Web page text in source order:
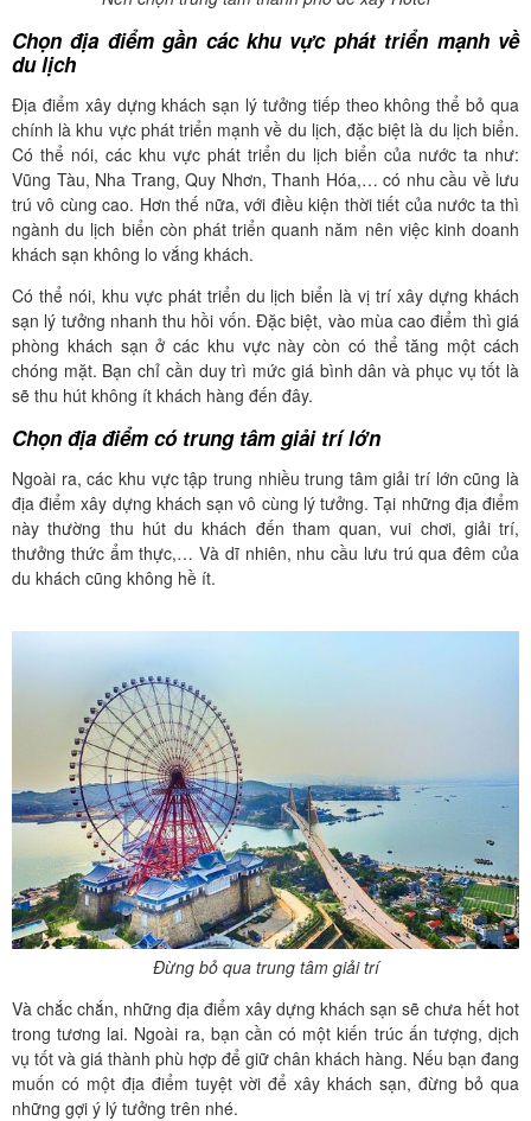
Chọn địa điểm gần các khu vực phát triển mạnh về
du lịch
Địa điểm xây dựng khách sạn lý tưởng tiếp theo không thể bỏ qua
chính là khu vực phát triển mạnh về du lịch, đặc biệt là du lịch biển.
Có thể nói, các khu vực phát triển du lịch biển của nước ta như:
Vũng Tàu, Nha Trang, Quy Nhơn, Thanh Hóa,… có nhu cầu về lưu
trú vô cùng cao. Hơn thế nữa, với điều kiện thời tiết của nước ta thì
ngành du lịch biển còn phát triển quanh năm nên việc kinh doanh
khách sạn không lo vắng khách.
Có thể nói, khu vực phát triển du lịch biển là vị trí xây dựng khách
sạn lý tưởng nhanh thu hồi vốn. Đặc biệt, vào mùa cao điểm thì giá
phòng khách sạn ở các khu vực này còn có thể tăng một cách
chóng mặt. Bạn chỉ cần duy trì mức giá bình dân và phục vụ tốt là
sẽ thu hút không ít khách hàng đến đây.
Chọn địa điểm có trung tâm giải trí lớn
Ngoài ra, các khu vực tập trung nhiều trung tâm giải trí lớn cũng là
địa điểm xây dựng khách sạn vô cùng lý tưởng. Tại những địa điểm
này thường thu hút du khách đến tham quan, vui chơi, giải trí,
thưởng thức ẩm thực,… Và dĩ nhiên, nhu cầu lưu trú qua đêm của
du khách cũng không hề ít.
Đừng bỏ qua trung tâm giải trí
Và chắc chắn, những địa điểm xây dựng khách sạn sẽ chưa hết hot
trong tương lai. Ngoài ra, bạn cần có một kiến trúc ấn tượng, dịch
vụ tốt và giá thành phù hợp để giữ chân khách hàng. Nếu bạn đang
muốn có một địa điểm tuyệt vời để xây khách sạn, đừng bỏ qua
những gợi ý lý tưởng trên nhé.